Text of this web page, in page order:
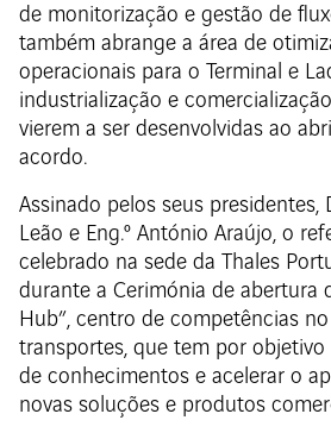
de monitorização e gestão de
também abrange a área de
operacionais para o Terminal e
industrialização e
vierem a ser desenvolvidas ao
acordo.
Assinado pelos seus presidentes,
Leão e Eng.º António Araújo, o
celebrado na sede da Thales
durante a Cerimónia de abertura
Hub”, centro de competências
transportes, que tem por
de conhecimentos e acelerar o
novas soluções e produtos